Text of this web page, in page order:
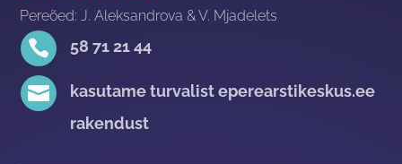
Pereõed: J. Aleksandrova & V. Mjadelets
 58 71 21 44

kasutame turvalist eperearstikeskus.ee
rakendust